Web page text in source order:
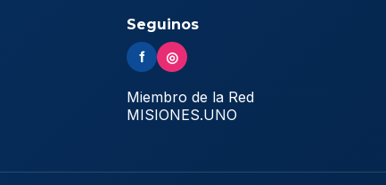
Seguinos
f ◎
Miembro de la Red
MISIONES.UNO